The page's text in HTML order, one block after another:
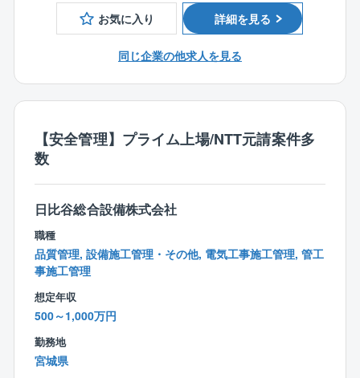
業です！
・協力会社との調整、工事スケジュール管理
・工事立会いおよび現場の安全・品質・工程確認
・現場作業の確認・フォロー、進捗管理
す。出張期間はエリアにより異なります。
※未経験の方も上司や先輩社員によるOJTを通じて業務
を習得いただけます。
実際に異業種から転職し活躍している社員も在籍し
ており、安心してチャレンジできる環境です。
【仕事内容の魅力】
・現場作業ではなく、管理・折衝が中心
協力会社との連携や工程管理がメイン。体力よりも段
取り力が活きる仕事。
・複数案件を担当しながらスキルアップ
・柔軟な働き方をサポート
・現場が遠い場合はウィークリーマンションを会社が
お気に入り 詳細を見る
同じ企業の他求人を見る
【安全管理】プライム上場/NTT元請案件多
数
日比谷総合設備株式会社
職種
品質管理, 設備施工管理・その他, 電気工事施工管理, 管工
事施工管理
想定年収
500～1,000万円
勤務地
宮城県